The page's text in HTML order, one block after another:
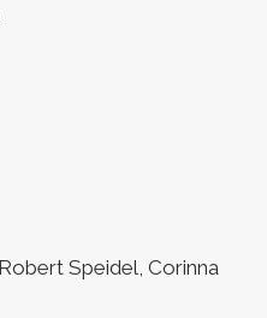
Speidel, Corinna